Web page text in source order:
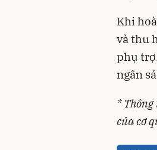
Khi
và thu
phụ
ngân
*
của cơ